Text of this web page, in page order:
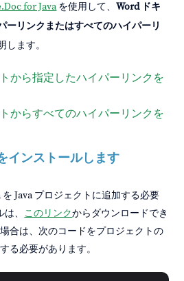
for Javaを使用して、Word ドキ
ーリンクまたはすべてのハイパーリ
します。
から指定したハイパーリンクを
からすべてのハイパーリンクを
インストールします
Java プロジェクトに追加する必要
、 このリンクからダウンロードでき
合は、次のコードをプロジェクトの
る必要があります。